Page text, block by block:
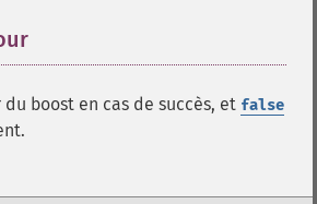
boost en cas de succès, et false